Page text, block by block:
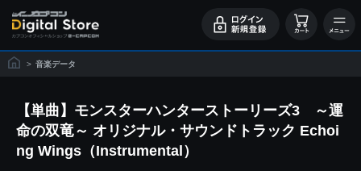
> 音楽データ
【単曲】モンスターハンターストーリーズ3 ～運
命の双竜～ オリジナル・サウンドトラック Echoi
ng Wings（Instrumental）